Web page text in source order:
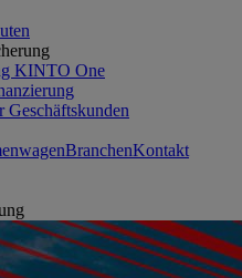
KINTO One
Geschäftskunden
BranchenKontakt